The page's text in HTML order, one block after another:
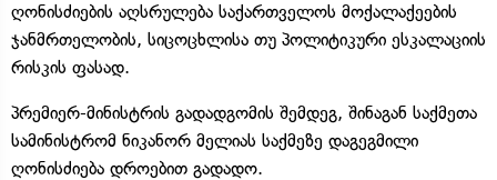
ღონისძიების აღსრულება საქართველოს მოქალაქეების
ჯანმრთელობის, სიცოცხლისა თუ პოლიტიკური ესკალაციის
რისკის ფასად.
პრემიერ-მინისტრის გადადგომის შემდეგ, შინაგან საქმეთა
სამინისტრომ ნიკანორ მელიას საქმეზე დაგეგმილი
ღონისძიება დროებით გადადო.